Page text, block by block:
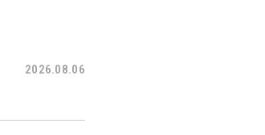
2026.08.06